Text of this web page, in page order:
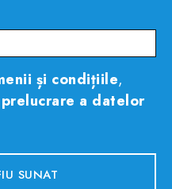
și condițiile,
a datelor